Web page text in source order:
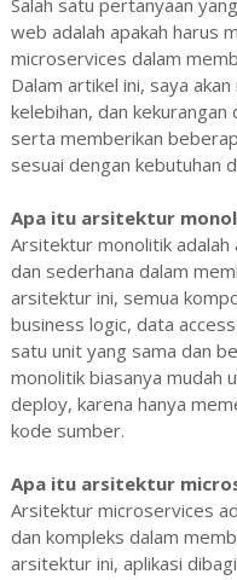
web adalah apakah harus
microservices dalam
Dalam artikel ini, saya
kelebihan, dan
serta memberikan
sesuai dengan kebutuhan
Apa itu arsitektur
Arsitektur monolitik
dan sederhana dalam
arsitektur ini, semua
business logic, data
satu unit yang sama dan
monolitik biasanya mudah
deploy, karena hanya
kode sumber.
Apa itu arsitektur
Arsitektur microservices
dan kompleks dalam
arsitektur ini, aplikasi